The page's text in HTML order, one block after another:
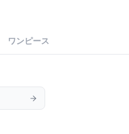
ワンピース